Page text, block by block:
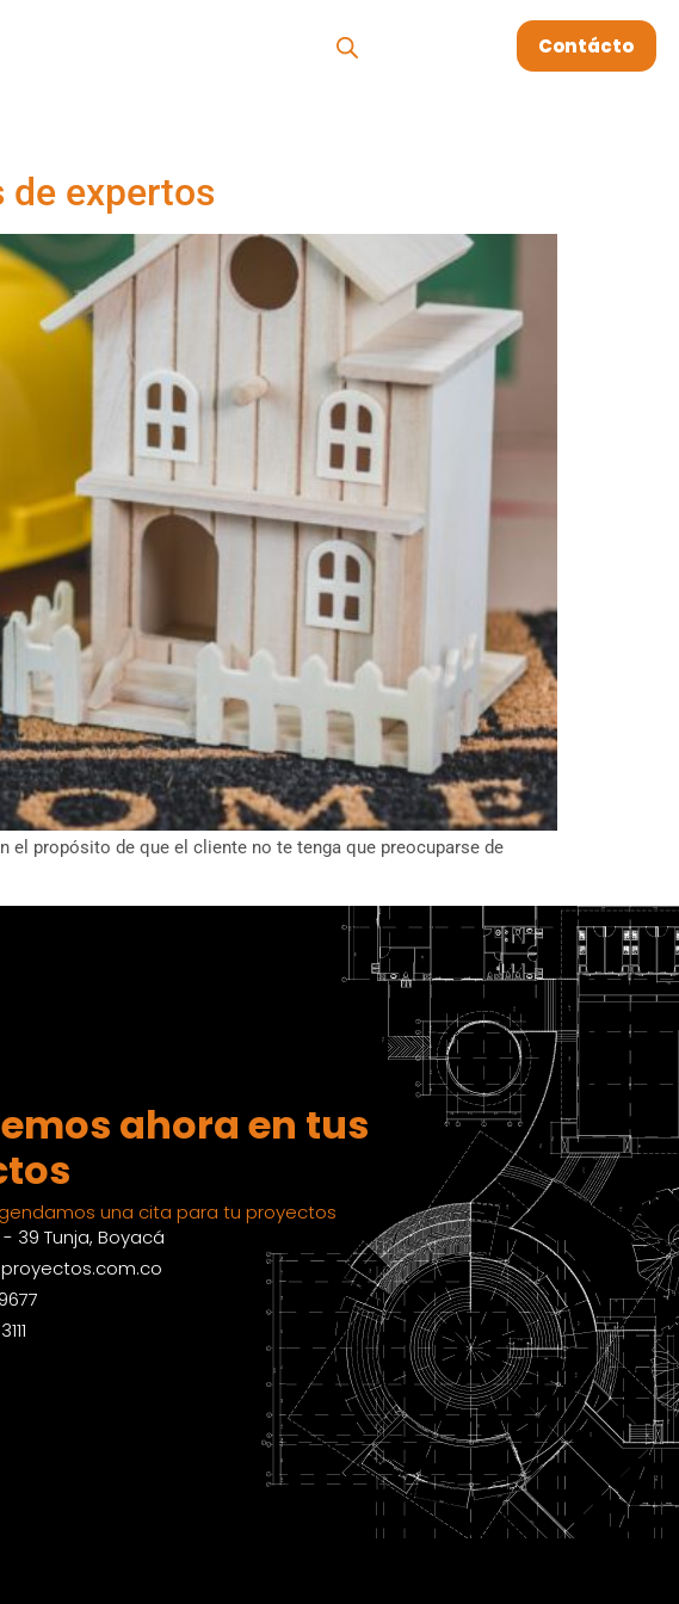
Contácto
de expertos
el propósito de que el cliente no te tenga que preocuparse de
ahora en tus
una cita para tu proyectos
39 Tunja, Boyacá